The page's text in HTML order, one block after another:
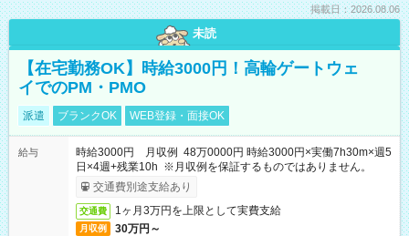
掲載日：2026.08.06
未読
【在宅勤務OK】時給3000円！高輪ゲートウェ
イでのPM・PMO
派遣 ブランクOK WEB登録・面接OK
給与
時給3000円 月収例 48万0000円 時給3000円×実働7h30m×週5
日×4週+残業10h ※月収例を保証するものではありません。
交通費別途支給あり
交通費 1ヶ月3万円を上限として実費支給
月収例 30万円～